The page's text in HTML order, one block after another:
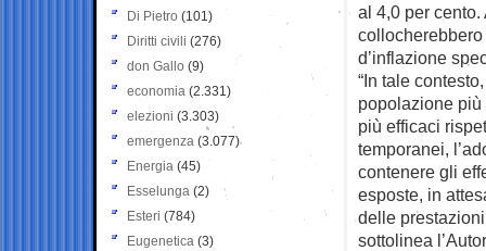
al 4,0 per cento.
d’inflazione
“In tale
popolazione
più efficaci
temporanei,
contenere gli
esposte, in
delle
sottolinea
Di Pietro (101)
Diritti civili (276)
don Gallo (9)
economia (2.331)
elezioni (3.303)
emergenza (3.077)
Energia (45)
Esselunga (2)
Esteri (784)
Eugenetica (3)